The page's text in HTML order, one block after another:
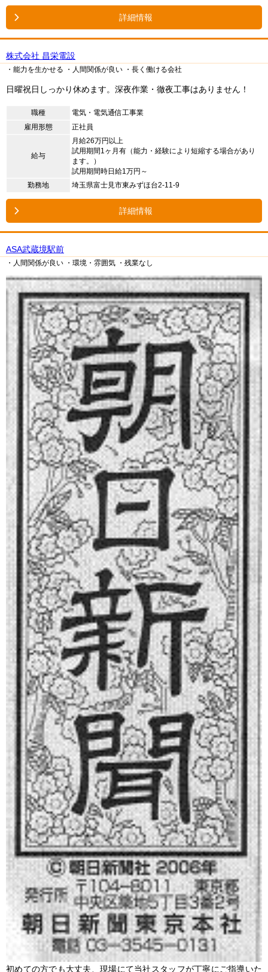
詳細情報
株式会社 昌栄電設
・能力を生かせる ・人間関係が良い ・長く働ける会社
日曜祝日しっかり休めます。深夜作業・徹夜工事はありません！
職種
電気・電気通信工事業
雇用形態
正社員
給与
月給26万円以上
試用期間1ヶ月有（能力・経験により短縮する場合があり
ます。）
試用期間時日給1万円～
勤務地
埼玉県富士見市東みずほ台2-11-9
詳細情報
ASA武蔵境駅前
・人間関係が良い ・環境・雰囲気 ・残業なし
初めての方でも大丈夫、現場にて当社スタッフが丁寧にご指導いた